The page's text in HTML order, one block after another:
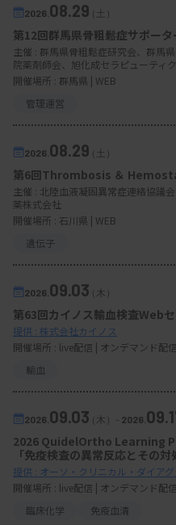
2026. 08.29（土）
第12回群馬県骨粗鬆症サポータ
主催 : 群馬県骨粗鬆症研究会、群馬
院薬剤師会、旭化成セラピューティ
開催場所 : 群馬県 | WEB
管理運営
2026. 08.29（土）
第6回Thrombosis ＆
主催 : 北陸血液凝固異常症連絡協議
薬株式会社
開催場所 : 石川県 | WEB
遺伝子
2026. 09.03（木）
第63回カイノス輸血検査Web
提供 : 株式会社カイノス
開催場所 : live配信 | オンデマンド配信
輸血
2026. 09.03（木） - 2026.
2026 QuidelOrtho Learning
「免疫検査の異常反応とその対
提供 : オーソ・クリニカル・ダイア
開催場所 : live配信 | オンデマンド配信
臨床化学
免疫血清